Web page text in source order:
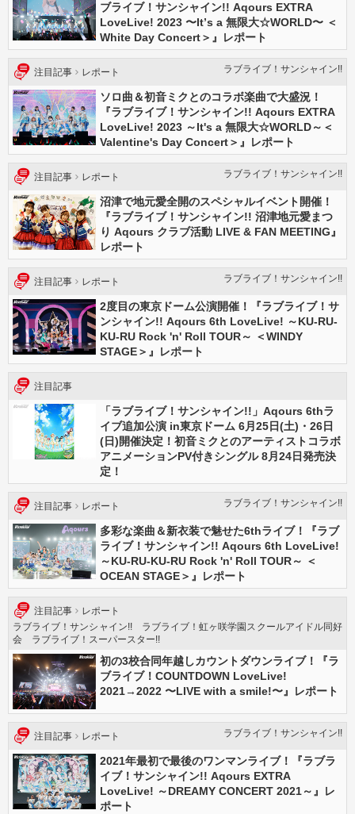
ブライブ！サンシャイン!! Aqours EXTRA
LoveLive! 2023 〜Itʼs a 無限⼤☆WORLD〜 ＜
White Day Concert＞』レポート
注目記事 レポート ラブライブ！サンシャイン!!
ソロ曲＆初音ミクとのコラボ楽曲で大盛況！
『ラブライブ！サンシャイン!! Aqours EXTRA
LoveLive! 2023 ～It's a 無限大☆WORLD～＜
Valentine's Day Concert＞』レポート
注目記事 レポート ラブライブ！サンシャイン!!
沼津で地元愛全開のスペシャルイベント開催！
『ラブライブ！サンシャイン!! 沼津地元愛まつ
り Aqours クラブ活動 LIVE & FAN MEETING』
レポート
注目記事 レポート ラブライブ！サンシャイン!!
2度目の東京ドーム公演開催！『ラブライブ！サ
ンシャイン!! Aqours 6th LoveLive! ～KU-RU-
KU-RU Rock 'n' Roll TOUR～ ＜WINDY
STAGE＞』レポート
注目記事
「ラブライブ！サンシャイン!!」Aqours 6thラ
イブ追加公演 in東京ドーム 6月25日(土)・26日
(日)開催決定！初音ミクとのアーティストコラボ
アニメーションPV付きシングル 8月24日発売決
定！
注目記事 レポート ラブライブ！サンシャイン!!
多彩な楽曲＆新衣装で魅せた6thライブ！『ラブ
ライブ！サンシャイン!! Aqours 6th LoveLive!
～KU-RU-KU-RU Rock 'n' Roll TOUR～ ＜
OCEAN STAGE＞』レポート
注目記事
レポート
ラブライブ！サンシャイン!! ラブライブ！虹ヶ咲学園スクールアイドル同好
会 ラブライブ！スーパースター!!
初の3校合同年越しカウントダウンライブ！『ラ
ブライブ！COUNTDOWN LoveLive!
2021→2022 〜LIVE with a smile!〜』レポート
注目記事 レポート ラブライブ！サンシャイン!!
2021年最初で最後のワンマンライブ！『ラブラ
イブ！サンシャイン!! Aqours EXTRA
LoveLive! ～DREAMY CONCERT 2021～』レ
ポート